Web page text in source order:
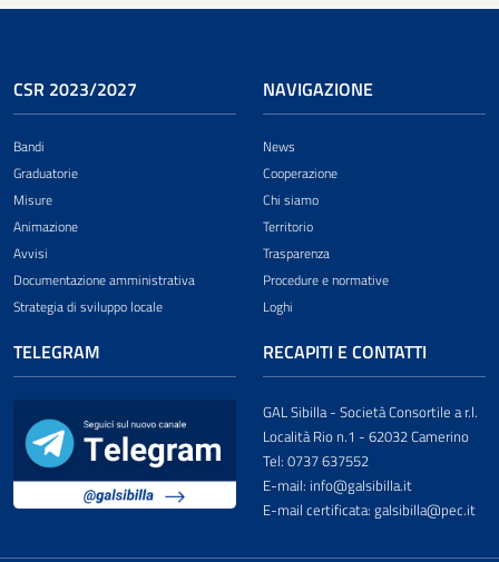
CSR 2023/2027
Bandi
Graduatorie
Misure
Animazione
Avvisi
Documentazione amministrativa
Strategia di sviluppo locale
NAVIGAZIONE
News
Cooperazione
Chi siamo
Territorio
Trasparenza
Procedure e normative
Loghi
TELEGRAM RECAPITI E CONTATTI
GAL Sibilla - Società Consortile a r.l.
Località Rio n.1 - 62032 Camerino
Tel: 0737 637552
E-mail: info@galsibilla.it
E-mail certificata: galsibilla@pec.it